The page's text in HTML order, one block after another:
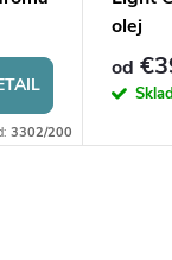
3302/200
olej
od